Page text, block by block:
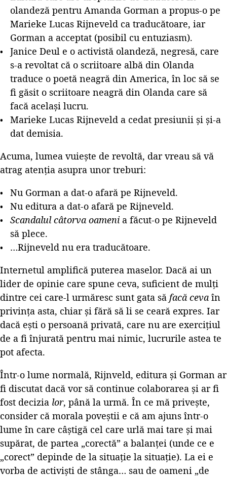
olandeză pentru Amanda Gorman a propus-o pe
Marieke Lucas Rijneveld ca traducătoare, iar
Gorman a acceptat (posibil cu entuziasm).
Janice Deul e o activistă olandeză, negresă, care
s-a revoltat că o scriitoare albă din Olanda
traduce o poetă neagră din America, în loc să se
fi găsit o scriitoare neagră din Olanda care să
facă același lucru.
Marieke Lucas Rijneveld a cedat presiunii și și-a
dat demisia.
Acuma, lumea vuiește de revoltă, dar vreau să vă
atrag atenția asupra unor treburi:
Nu Gorman a dat-o afară pe Rijneveld.
Nu editura a dat-o afară pe Rijneveld.
Scandalul câtorva oameni a făcut-o pe Rijneveld
să plece.
…Rijneveld nu era traducătoare.
Internetul amplifică puterea maselor. Dacă ai un
lider de opinie care spune ceva, suficient de mulți
dintre cei care-l urmăresc sunt gata să facă ceva în
privința asta, chiar și fără să li se ceară expres. Iar
dacă ești o persoană privată, care nu are exercițiul
de a fi înjurată pentru mai nimic, lucrurile astea te
pot afecta.
Într-o lume normală, Rijnveld, editura și Gorman ar
fi discutat dacă vor să continue colaborarea și ar fi
fost decizia lor, până la urmă. În ce mă privește,
consider că morala poveștii e că am ajuns într-o
lume în care câștigă cel care urlă mai tare și mai
supărat, de partea „corectă” a balanței (unde ce e
„corect” depinde de la situație la situație). La ei e
vorba de activiști de stânga… sau de oameni „de